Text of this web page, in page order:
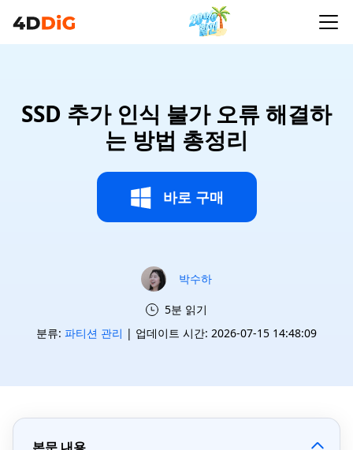
SSD 추가 인식 불가 오류 해결하
는 방법 총정리
바로 구매
박수하
5분 읽기
분류: 파티션 관리 | 업데이트 시간: 2026-07-15 14:48:09